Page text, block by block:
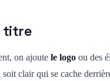
titre
on ajoute le logo ou des
clair qui se cache